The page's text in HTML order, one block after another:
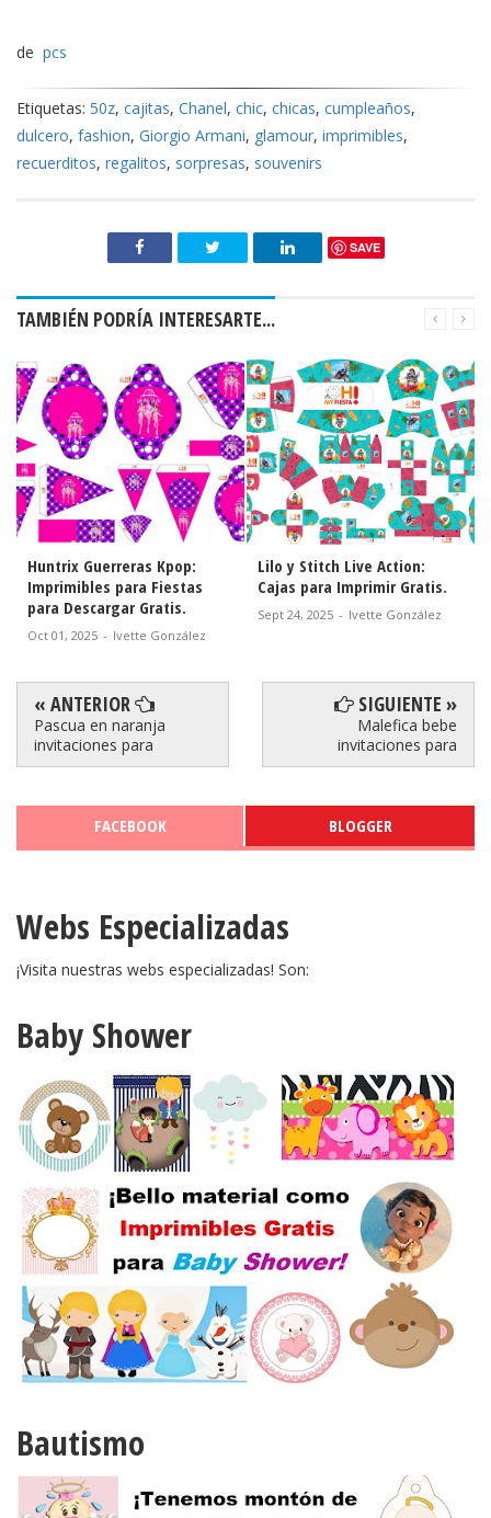
de pcs
Etiquetas: 50z, cajitas, Chanel, chic, chicas, cumpleaños,
dulcero, fashion, Giorgio Armani, glamour, imprimibles,
recuerditos, regalitos, sorpresas, souvenirs
SAVE
TAMBIÉN PODRÍA INTERESARTE...
Huntrix Guerreras Kpop:
Imprimibles para Fiestas
para Descargar Gratis.
Oct 01, 2025 - Ivette González
Lilo y Stitch Live Action:
Cajas para Imprimir Gratis.
Sept 24, 2025 - Ivette González
« ANTERIOR
Pascua en naranja
invitaciones para
SIGUIENTE »
Malefica bebe
invitaciones para
FACEBOOK BLOGGER
Webs Especializadas
¡Visita nuestras webs especializadas! Son:
Baby Shower
Bautismo